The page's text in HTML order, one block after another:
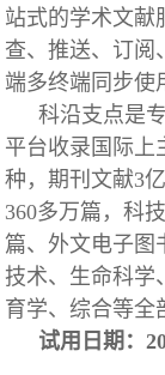
站式的学术文献
查、推送、订阅
端多终端同步使
科沿支点是
平台收录国际上
种，期刊文献3
360多万篇，科
篇、外文电子图
技术、生命科学
育学、综合等全
试用日期：